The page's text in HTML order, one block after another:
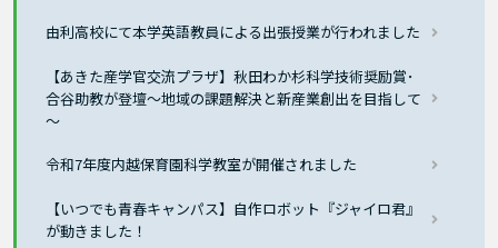
由利高校にて本学英語教員による出張授業が行われました
【あきた産学官交流プラザ】秋田わか杉科学技術奨励賞･
合谷助教が登壇～地域の課題解決と新産業創出を目指して
～
令和7年度内越保育園科学教室が開催されました
【いつでも青春キャンパス】自作ロボット『ジャイロ君』
が動きました！